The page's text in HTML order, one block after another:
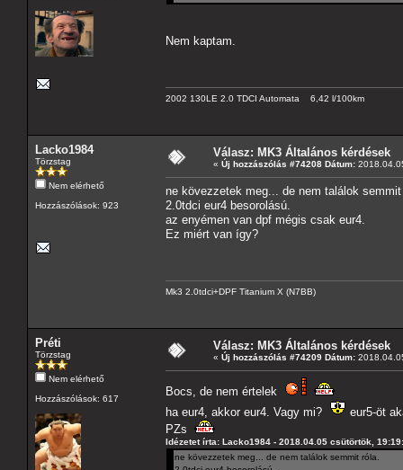
Nem kaptam.
2002 130LE 2.0 TDCI Automata 6,42 l/100km
Lacko1984
Törzstag
Nem elérhető
Hozzászólások: 923
Válasz: MK3 Általános kérdések
« Új hozzászólás #74208 Dátum:
ne kövezzetek meg... de nem találok
2.0tdci eur4 besorolású.
az enyémen van dpf mégis csak eur4.
Ez miért van így?
Mk3 2.0tdci+DPF Titanium X (N7BB)
Préti
Törzstag
Nem elérhető
Hozzászólások: 617
Válasz: MK3 Általános kérdések
« Új hozzászólás #74209 Dátum:
Bocs, de nem értelek
ha eur4, akkor eur4. Vagy mi?
eur5-öt
PZs
Idézetet írta: Lacko1984 - 2018.04.05 csütörtök,
ne kövezzetek meg... de nem találok semmit róla.